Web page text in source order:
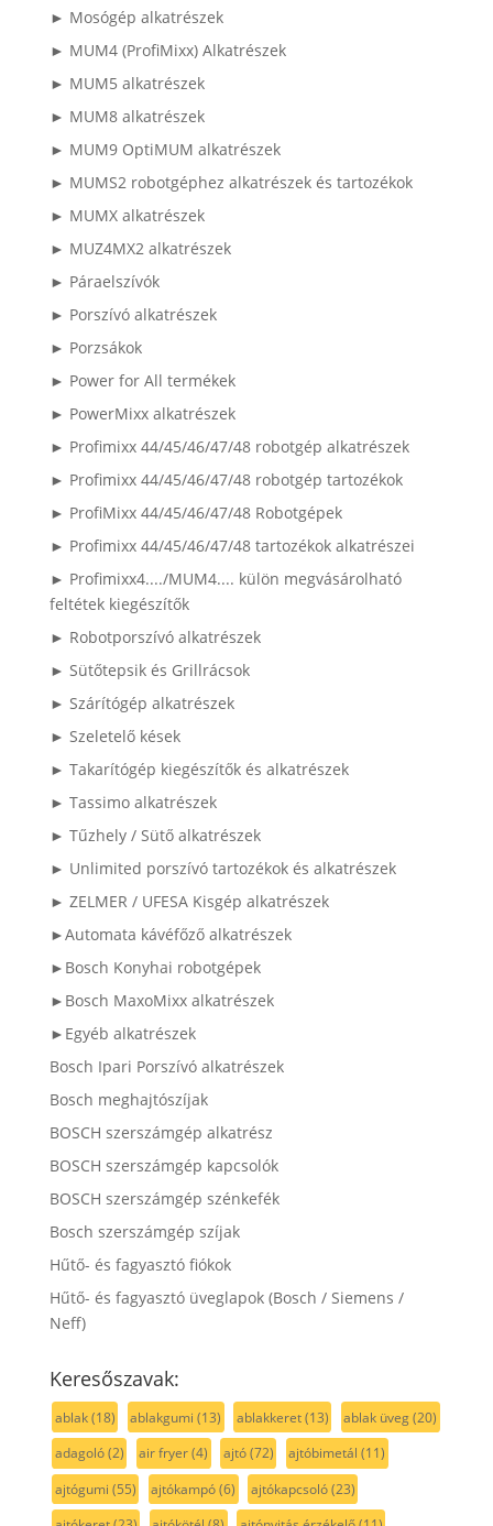
► Mosógép alkatrészek
► MUM4 (ProfiMixx) Alkatrészek
► MUM5 alkatrészek
► MUM8 alkatrészek
► MUM9 OptiMUM alkatrészek
► MUMS2 robotgéphez alkatrészek és tartozékok
► MUMX alkatrészek
► MUZ4MX2 alkatrészek
► Páraelszívók
► Porszívó alkatrészek
► Porzsákok
► Power for All termékek
► PowerMixx alkatrészek
► Profimixx 44/45/46/47/48 robotgép alkatrészek
► Profimixx 44/45/46/47/48 robotgép tartozékok
► ProfiMixx 44/45/46/47/48 Robotgépek
► Profimixx 44/45/46/47/48 tartozékok alkatrészei
► Profimixx4..../MUM4.... külön megvásárolható
feltétek kiegészítők
► Robotporszívó alkatrészek
► Sütőtepsik és Grillrácsok
► Szárítógép alkatrészek
► Szeletelő kések
► Takarítógép kiegészítők és alkatrészek
► Tassimo alkatrészek
► Tűzhely / Sütő alkatrészek
► Unlimited porszívó tartozékok és alkatrészek
► ZELMER / UFESA Kisgép alkatrészek
►Automata kávéfőző alkatrészek
►Bosch Konyhai robotgépek
►Bosch MaxoMixx alkatrészek
►Egyéb alkatrészek
Bosch Ipari Porszívó alkatrészek
Bosch meghajtószíjak
BOSCH szerszámgép alkatrész
BOSCH szerszámgép kapcsolók
BOSCH szerszámgép szénkefék
Bosch szerszámgép szíjak
Hűtő- és fagyasztó fiókok
Hűtő- és fagyasztó üveglapok (Bosch / Siemens /
Neff)
Keresőszavak:
ablak(18) ablakgumi (13) ablakkeret(13) ablak üveg(20)
adagoló(2) air fryer(4) ajtó(72) ajtóbimetál (11)
ajtógumi (55) ajtókampó(6) ajtókapcsoló(23)